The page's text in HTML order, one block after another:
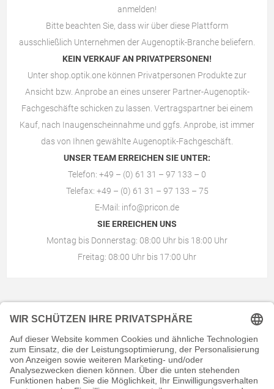
anmelden!
Bitte beachten Sie, dass wir über diese Plattform
ausschließlich Unternehmen der Augenoptik-Branche beliefern.
KEIN VERKAUF AN PRIVATPERSONEN!
Unter shop.optik.one können Privatpersonen Produkte zur
Ansicht bzw. Anprobe an eines unserer Partner-Augenoptik-
Fachgeschäfte schicken zu lassen. Vertragspartner bei einem
Kauf, nach Inaugenscheinnahme und ggfs. Anprobe, ist immer
das von Ihnen gewählteAugenoptik-Fachgeschäft
UNSER TEAM ERREICHEN SIE UNTER:
Telefon: +49 – (0) 61 31 – 97 133 – 0
Telefax: +49 – (0) 61 31 – 97 133 – 75
E-Mail: info@pricon.de
SIE ERREICHEN UNS
Montag bis Donnerstag: 08:00 Uhr bis 18:00 Uhr
Freitag: 08:00 Uhr bis 17:00 Uhr